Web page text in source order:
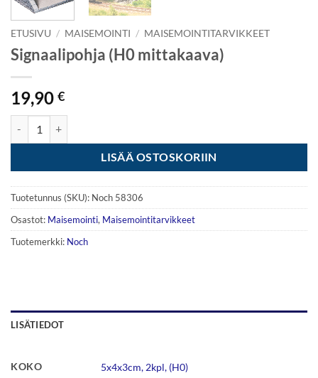
ETUSIVU / MAISEMOINTI / MAISEMOINTITARVIKKEET
Signaalipohja (H0 mittakaava)
19,90 €
LISÄÄ OSTOSKORIIN
Tuotetunnus (SKU): Noch 58306
Osastot: Maisemointi, Maisemointitarvikkeet
Tuotemerkki: Noch
LISÄTIEDOT
KOKO 5x4x3cm, 2kpl, (H0)